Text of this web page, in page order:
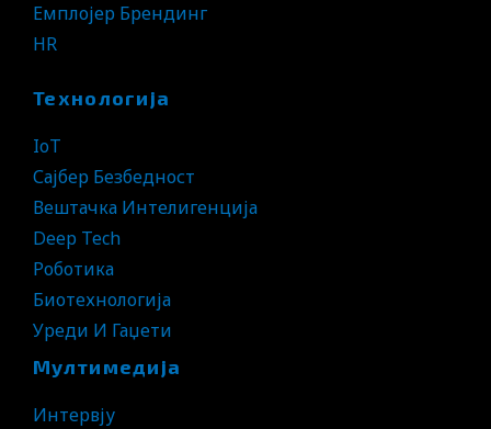
Емплојер Брендинг
HR
Технологија
IoT
Сајбер Безбедност
Вештачка Интелигенција
Deep Tech
Роботика
Биотехнологија
Уреди И Гаџети
Мултимедија
Интервју